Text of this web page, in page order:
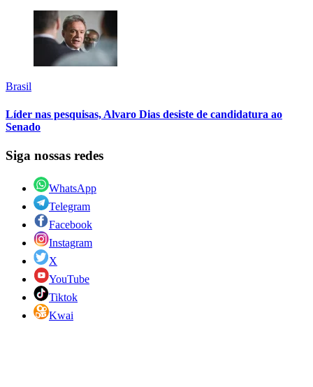
Brasil
Líder nas pesquisas, Alvaro Dias desiste de candidatura ao
Senado
Siga nossas redes
WhatsApp
Telegram
Facebook
Instagram
X
YouTube
Tiktok
Kwai